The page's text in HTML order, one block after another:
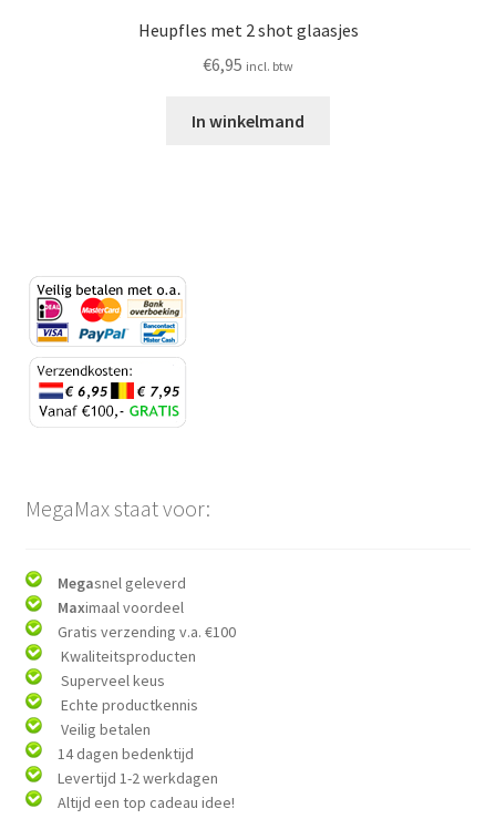
Heupfles met 2 shot glaasjes
€6,95 incl. btw
In winkelmand
MegaMax staat voor:
Megasnel geleverd
Maximaal voordeel
Gratis verzending v.a. €100
Kwaliteitsproducten
Superveel keus
Echte productkennis
Veilig betalen
14 dagen bedenktijd
Levertijd 1-2 werkdagen
Altijd een top cadeau idee!